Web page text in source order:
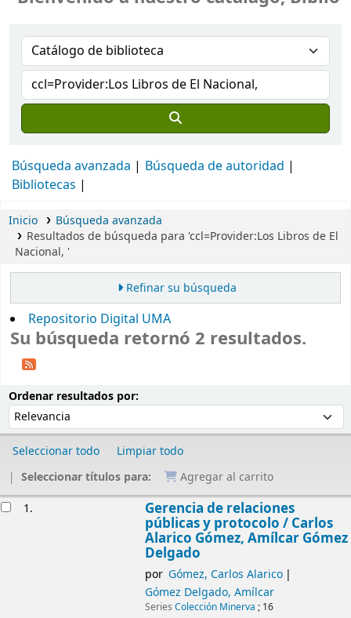
Búsqueda avanzada
Búsqueda de autoridad
Bibliotecas
Inicio
Búsqueda avanzada
Resultados de búsqueda para 'ccl=Provider:Los Libros de El
Nacional, '
Refinar su búsqueda
Repositorio Digital UMA
Su búsqueda retornó 2 resultados.
Ordenar resultados por:
Seleccionar todo
Limpiar todo
Seleccionar títulos para:
Agregar al carrito
1. Gerencia de relaciones
públicas y protocolo / Carlos
Alarico Gómez, Amílcar Gómez
Delgado
por Gómez, Carlos Alarico
Gómez Delgado, Amílcar
Series Colección Minerva ; 16